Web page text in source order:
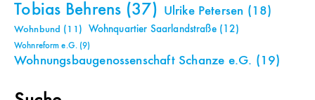
Tobias Behrens (37) Ulrike Petersen (18)
Wohnbund (11) Wohnquartier Saarlandstraße(12)
Wohnreform e.G.(9)
Wohnungsbaugenossenschaft Schanze e.G. (19)